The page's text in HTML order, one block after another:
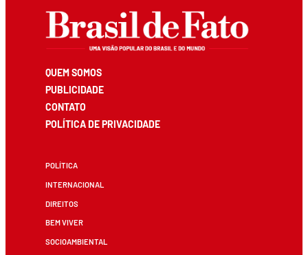
QUEM SOMOS
PUBLICIDADE
CONTATO
POLÍTICA DE PRIVACIDADE
POLÍTICA
INTERNACIONAL
DIREITOS
BEM VIVER
SOCIOAMBIENTAL